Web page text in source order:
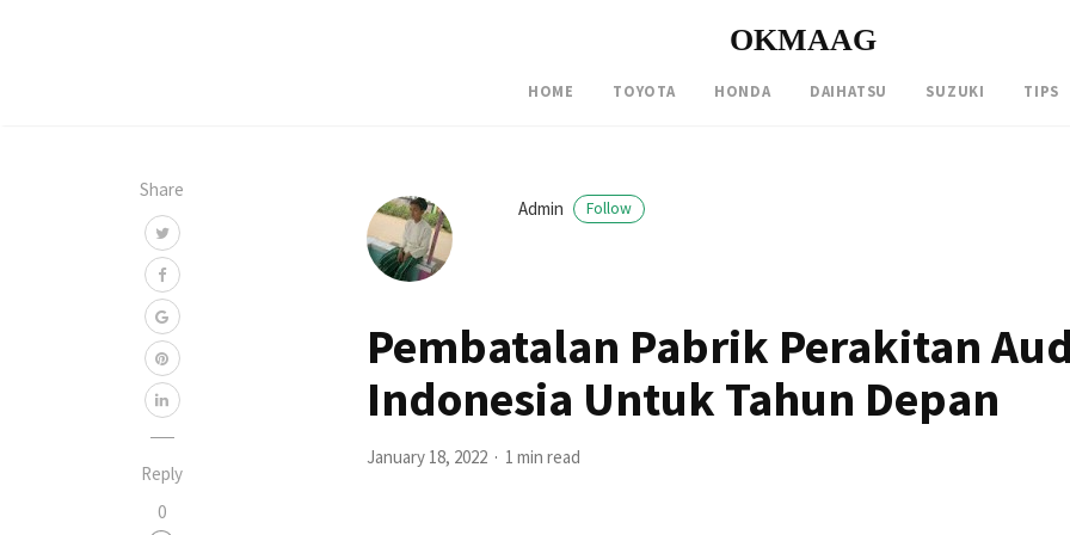
OKMAAG
HOME TOYOTA HONDA DAIHATSU SUZUKI TIPS
Share
Reply
0
Admin Follow
Pembatalan Pabrik Perakitan
Indonesia Untuk Tahun Depan
January 18, 2022 1 min read